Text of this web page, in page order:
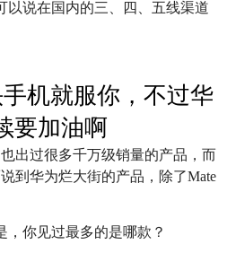
以说在国内的三、四、五线渠道
机就服你，不过华
要加油啊
出过很多千万级销量的产品，而
到华为烂大街的产品，除了Mate